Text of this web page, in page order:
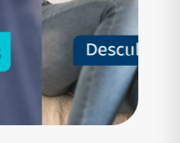
Quiero más detalles